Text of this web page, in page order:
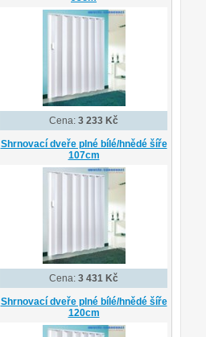
Cena: 3 233 Kč
Shrnovací dveře plné bílé/hnědé šíře
107cm
Cena: 3 431 Kč
Shrnovací dveře plné bílé/hnědé šíře
120cm